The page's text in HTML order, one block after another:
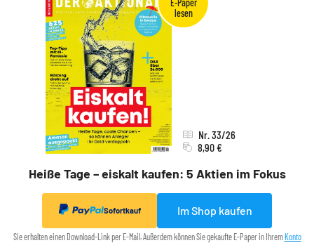
Heiße Tage – eiskalt kaufen: 5 Aktien im Fokus
Nr. 33/26
8,90 €
Sofortkauf Im Shop kaufen
Sie erhalten einen Download-Link per E-Mail. Außerdem können Sie gekaufte E-Paper in Ihrem Konto